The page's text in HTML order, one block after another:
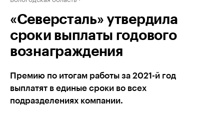
«Северсталь» утвердила
сроки выплаты годового
вознаграждения
Премию по итогам работы за 2021-й год
выплатят в единые сроки во всех
подразделениях компании.